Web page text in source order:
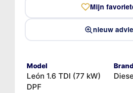
Mijn
nieuw
Model
León 1.6 TDI (77 kW)
DPF